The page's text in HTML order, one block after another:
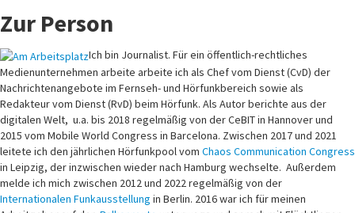
Zur Person
Ich bin Journalist. Für ein öffentlich-rechtliches
Medienunternehmen arbeite arbeite ich als Chef vom Dienst (CvD) der
Nachrichtenangebote im Fernseh- und Hörfunkbereich sowie als
Redakteur vom Dienst (RvD) beim Hörfunk. Als Autor berichte aus der
digitalen Welt, u.a. bis 2018 regelmäßig von der CeBIT in Hannover und
2015 vom Mobile World Congress in Barcelona. Zwischen 2017 und 2021
leitete ich den jährlichen Hörfunkpool vom Chaos Communication Congress
in Leipzig, der inzwischen wieder nach Hamburg wechselte. Außerdem
melde ich mich zwischen 2012 und 2022 regelmäßig von der
Internationalen Funkausstellung in Berlin. 2016 war ich für meinen